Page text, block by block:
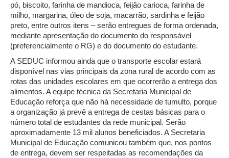
pó, biscoito, farinha de mandioca, feijão carioca, farinha de
milho, margarina, óleo de soja, macarrão, sardinha e feijão
preto, entre outros itens – serão entregues de forma ordenada,
mediante apresentação do documento do responsável
(preferencialmente o RG) e do documento do estudante.
A SEDUC informou ainda que o transporte escolar estará
disponível nas vias principais da zona rural de acordo com as
rotas das unidades escolares em que ocorrerão a entrega dos
alimentos. A equipe técnica da Secretaria Municipal de
Educação reforça que não há necessidade de tumulto, porque
a organização já prevê a entrega de cestas básicas para o
número total de estudantes da rede municipal. Serão
aproximadamente 13 mil alunos beneficiados. A Secretaria
Municipal de Educação comunicou também que, nos pontos
de entrega, devem ser respeitadas as recomendações da